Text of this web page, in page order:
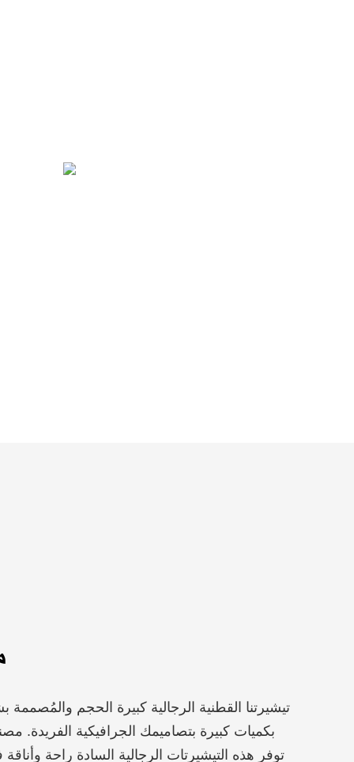
تيشيرتنا القطنية الرجالية كبيرة الحجم
بكميات كبيرة بتصاميمك الجرافيكية الفريدة.
توفر هذه التيشيرتات الرجالية السادة راحة